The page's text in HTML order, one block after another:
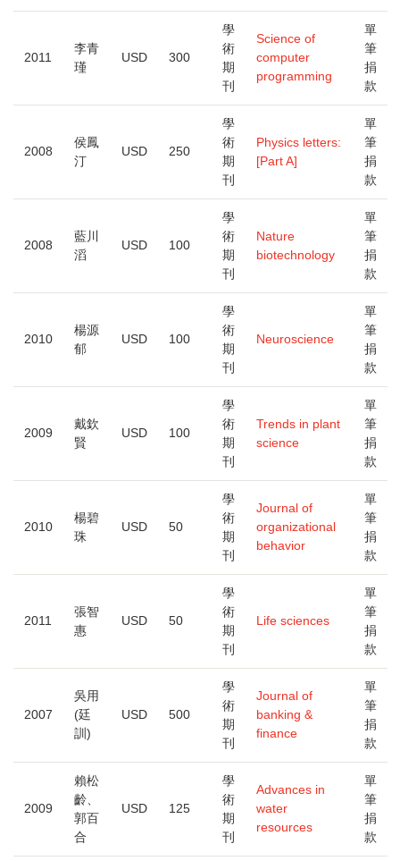
2011
李青
瑾
USD 300
學
術
期
刊
Science of
computer
programming
單
筆
捐
款
2008
侯鳳
汀
USD 250
學
術
期
刊
Physics letters:
[Part A]
單
筆
捐
款
2008
藍川
滔
USD 100
學
術
期
刊
Nature
biotechnology
單
筆
捐
款
2010
楊源
郁
USD 100
學
術
期
刊
Neuroscience
單
筆
捐
款
2009
戴欽
賢
USD 100
學
術
期
刊
Trends in plant
science
單
筆
捐
款
2010
楊碧
珠
USD 50
學
術
期
刊
Journal of
organizational
behavior
單
筆
捐
款
2011
張智
惠
USD 50
學
術
期
刊
Life sciences
單
筆
捐
款
2007
吳用
(廷
訓)
USD 500
學
術
期
刊
Journal of
banking &
finance
單
筆
捐
款
2009
賴松
齡、
郭百
合
USD 125
學
術
期
刊
Advances in
water
resources
單
筆
捐
款